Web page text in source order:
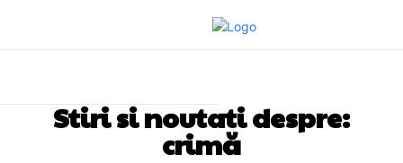
Stiri si noutati despre:
crimă